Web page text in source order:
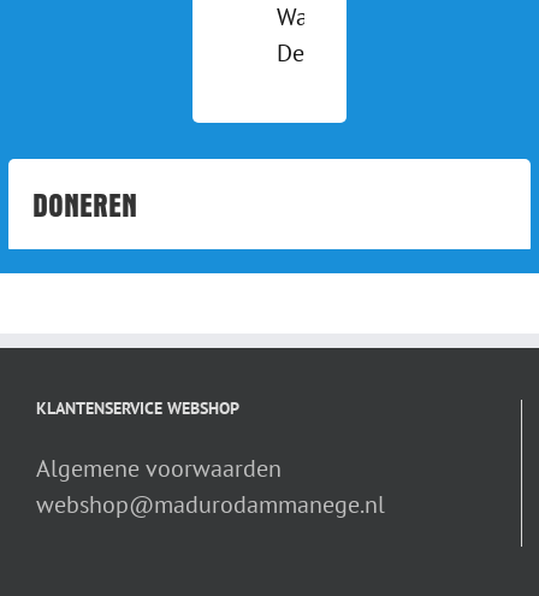
Waterlander.
Deze [...]
DONEREN
KLANTENSERVICE WEBSHOP
Algemene voorwaarden
webshop@madurodammanege.nl